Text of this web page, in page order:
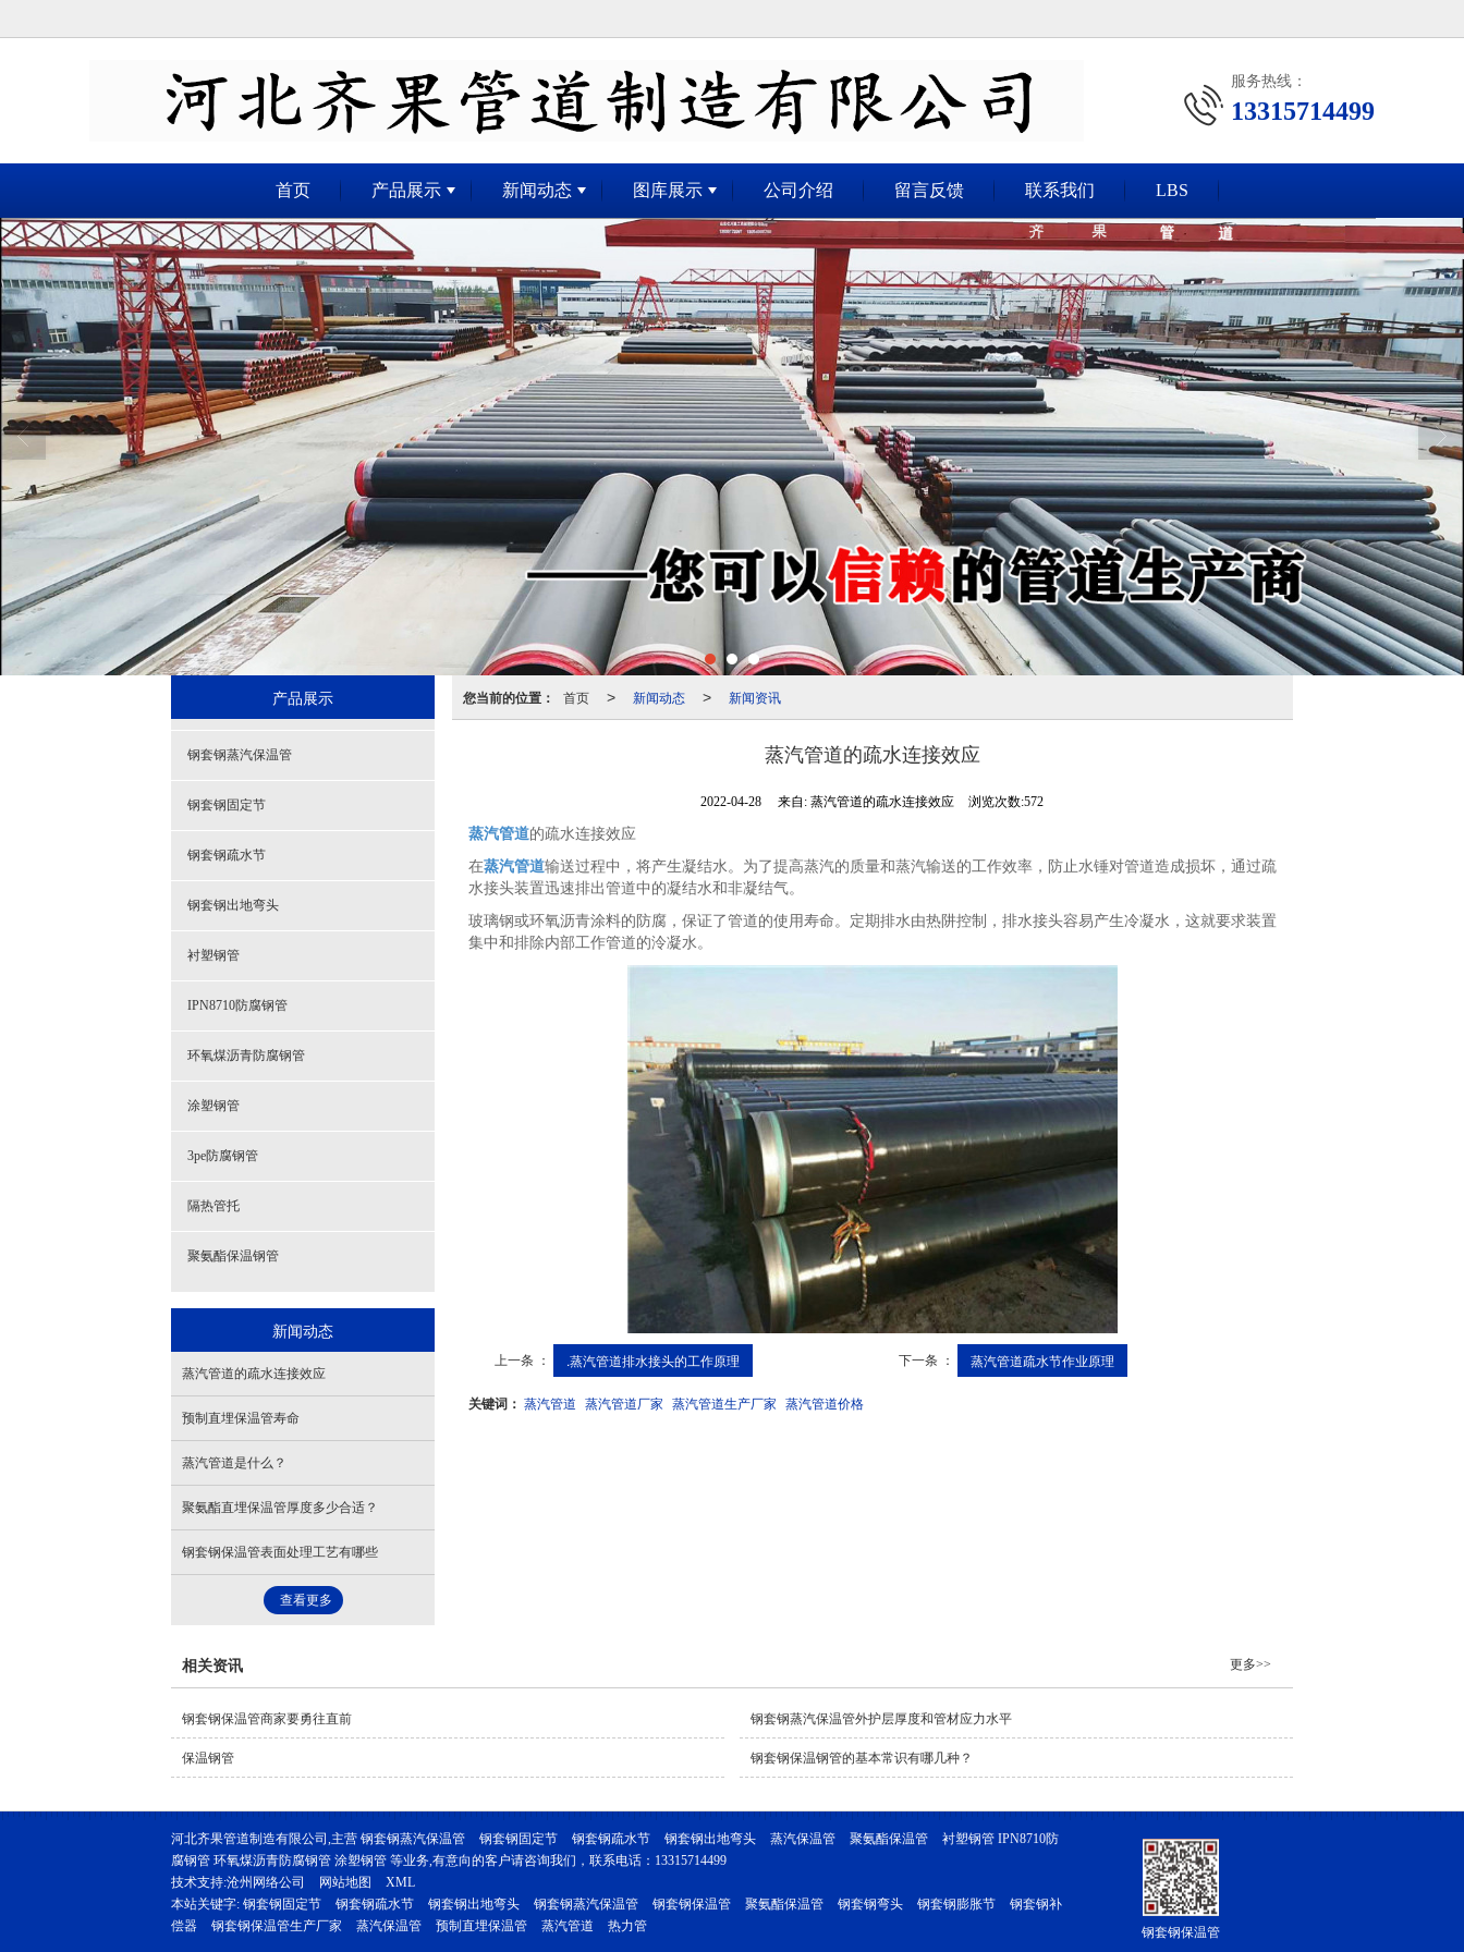
服务热线：
13315714499
首页 产品展示 新闻动态 图库展示 公司介绍 留言反馈 联系我们 LBS
您当前的位置： 首页 > 新闻动态 > 新闻资讯
蒸汽管道的疏水连接效应
2022-04-28 来自:蒸汽管道的疏水连接效应 浏览次数:572
蒸汽管道的疏水连接效应
在蒸汽管道输送过程中，将产生凝结水。为了提高蒸汽的质量和蒸汽输送的工作效率，防止水锤对管道造成损坏，通过疏
水接头装置迅速排出管道中的凝结水和非凝结气。
玻璃钢或环氧沥青涂料的防腐，保证了管道的使用寿命。定期排水由热阱控制，排水接头容易产生冷凝水，这就要求装置
集中和排除内部工作管道的泠凝水。
上一条 ： .蒸汽管道排水接头的工作原理 下一条 ： 蒸汽管道疏水节作业原理
关键词： 蒸汽管道 蒸汽管道厂家 蒸汽管道生产厂家 蒸汽管道价格
产品展示
钢套钢蒸汽保温管
钢套钢固定节
钢套钢疏水节
钢套钢出地弯头
衬塑钢管
IPN8710防腐钢管
环氧煤沥青防腐钢管
涂塑钢管
3pe防腐钢管
隔热管托
聚氨酯保温钢管
新闻动态
蒸汽管道的疏水连接效应
预制直埋保温管寿命
蒸汽管道是什么？
聚氨酯直埋保温管厚度多少合适？
钢套钢保温管表面处理工艺有哪些
查看更多
相关资讯 更多>>
钢套钢保温管商家要勇往直前 钢套钢蒸汽保温管外护层厚度和管材应力水平
保温钢管 钢套钢保温钢管的基本常识有哪几种？
河北齐果管道制造有限公司,主营 钢套钢蒸汽保温管 钢套钢固定节 钢套钢疏水节 钢套钢出地弯头 蒸汽保温管 聚氨酯保温管
衬塑钢管 IPN8710防
腐钢管 环氧煤沥青防腐钢管 涂塑钢管 等业务,有意向的客户请咨询我们，联系电话：13315714499
技术支持:沧州网络公司 网站地图
XML
本站关键字: 钢套钢固定节 钢套钢疏水节 钢套钢出地弯头 钢套钢蒸汽保温管 钢套钢保温管 聚氨酯保温管 钢套钢弯头 钢套钢膨胀节
钢套钢补
偿器
钢套钢保温管生产厂家 蒸汽保温管 预制直埋保温管 蒸汽管道 热力管 钢套钢保温管